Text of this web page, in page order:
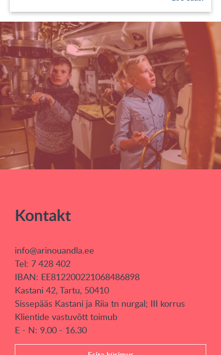
Kontakt
info@arinouandla.ee
Tel: 7 428 402
IBAN: EE812200221068486898
Kastani 42, Tartu, 50410
Sissepääs Kastani ja Riia tn nurgal; III korrus
Klientide vastuvõtt toimub
E - N: 9.00 - 16.30